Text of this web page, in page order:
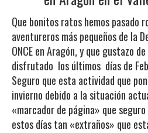
Que bonitos ratos hemos pasado
aventureros más pequeños de la
ONCE en Aragón,y que gustazo
disfrutado los últimos días de
Seguro que esta actividad que
invierno debido a la situación
«marcador de página» que
estos días tan «extraños» que